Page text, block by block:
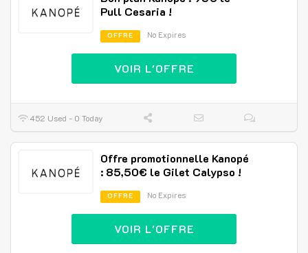
Pull Cesaria !
OFFRE No Expires
VOIR L'OFFRE
452 Used - 0 Today
Offre promotionnelle Kanopé
: 85,50€ le Gilet Calypso !
OFFRE No Expires
VOIR L'OFFRE